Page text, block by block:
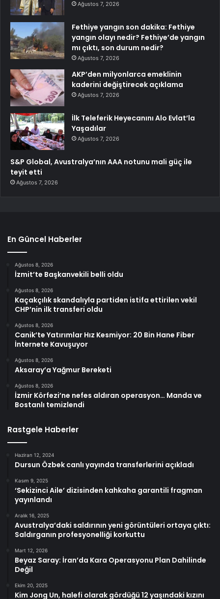
Ağustos 7, 2026
Fethiye yangın son dakika: Fethiye
yangın olayı nedir? Fethiye’de yangın
mı çıktı, son durum nedir?
Ağustos 7, 2026
AKP’den milyonlarca emeklinin
kaderini değiştirecek açıklama
Ağustos 7, 2026
İlk Teleferik Heyecanını Alo Evlat’la
Yaşadılar
Ağustos 7, 2026
S&P Global, Avustralya’nın AAA notunu mali güç ile
teyit etti
Ağustos 7, 2026
En Güncel Haberler
Ağustos 8, 2026
İzmit’te Başkanvekili belli oldu
Ağustos 8, 2026
Kaçakçılık skandalıyla partiden istifa ettirilen vekil
CHP’nin ilk transferi oldu
Ağustos 8, 2026
Canik’te Yatırımlar Hız Kesmiyor: 20 Bin Hane Fiber
İnternete Kavuşuyor
Ağustos 8, 2026
Aksaray’a Yağmur Bereketi
Ağustos 8, 2026
İzmir Körfezi’ne nefes aldıran operasyon… Manda ve
Bostanlı temizlendi
Rastgele Haberler
Haziran 12, 2024
Dursun Özbek canlı yayında transferlerini açıkladı
Kasım 9, 2025
‘Sekizinci Aile’ dizisinden kahkaha garantili fragman
yayınlandı
Aralık 16, 2025
Avustralya’daki saldırının yeni görüntüleri ortaya çıktı:
Saldırganın profesyonelliği korkuttu
Mart 12, 2026
Beyaz Saray: İran’da Kara Operasyonu Plan Dahilinde
Değil
Ekim 20, 2025
Kim Jong Un, halefi olarak gördüğü 12 yaşındaki kızını